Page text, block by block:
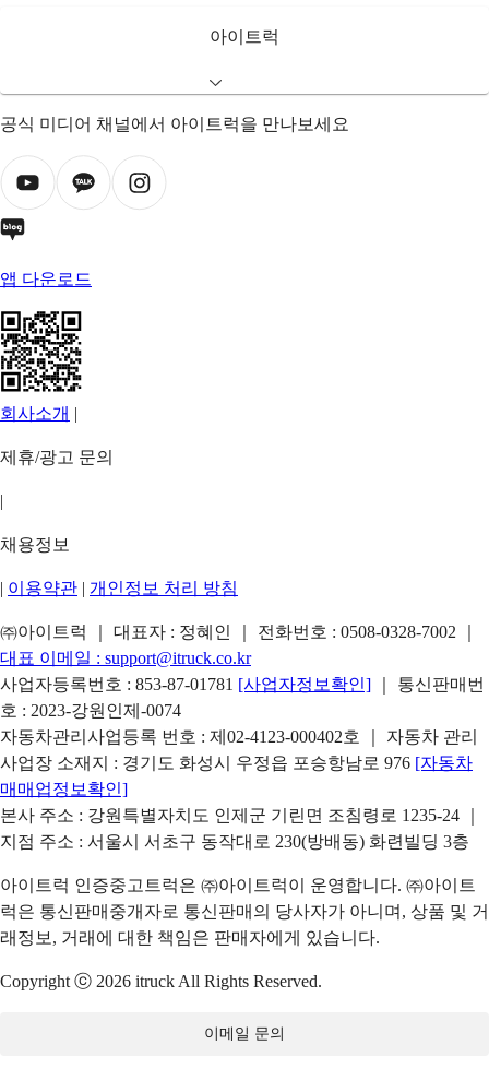
아이트럭
공식 미디어 채널에서 아이트럭을 만나보세요
앱 다운로드
회사소개 |
제휴/광고 문의
|
채용정보
| 이용약관 | 개인정보 처리 방침
㈜아이트럭 ｜ 대표자 : 정혜인 ｜ 전화번호 : 0508-0328-7002
대표 이메일 : support@itruck.co.kr
사업자등록번호 : 853-87-01781 [사업자정보확인]
｜ 통신판매번
호 : 2023-강원인제-0074
자동차관리사업등록 번호 : 제02-4123-000402호 ｜ 자동차 관리
사업장 소재지 : 경기도 화성시 우정읍 포승항남로 976 [자동차
매매업정보확인]
본사 주소 : 강원특별자치도 인제군 기린면 조침령로 1235-24 ｜
지점 주소 : 서울시 서초구 동작대로 230(방배동) 화련빌딩 3층
아이트럭 인증중고트럭은 ㈜아이트럭이 운영합니다. ㈜아이트
럭은 통신판매중개자로 통신판매의 당사자가 아니며, 상품 및 거
래정보, 거래에 대한 책임은 판매자에게 있습니다.
Copyright ⓒ 2026 itruck All Rights Reserved.
이메일 문의